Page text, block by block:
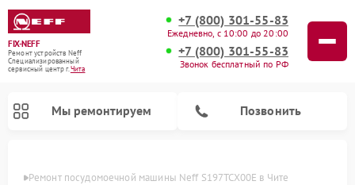
FIX-NEFF
Ремонт устройств Neff
Специализированный
cервисный центр г.Чита
+7 (800) 301-55-83
Ежедневно, с 10:00 до 20:00
+7 (800) 301-55-83
Звонок бесплатный по РФ
Мы ремонтируем Позвонить
Ремонт посудомоечной машины Neff S197TCX00E в Чите